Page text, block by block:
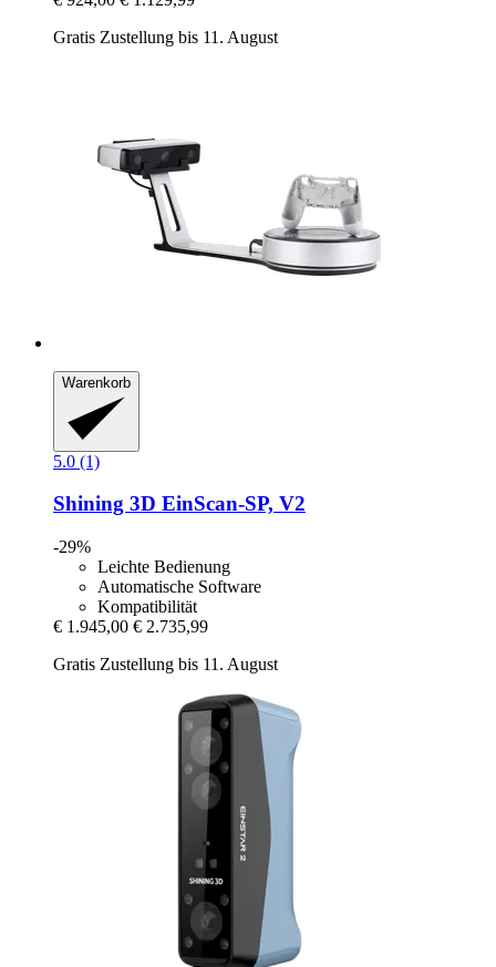
Gratis Zustellung bis 11. August
Warenkorb
5.0 (1)
Shining 3D EinScan-​SP, V2
-29%
Leichte Bedienung
Automatische Software
Kompatibilität
€ 1.945,00 € 2.735,99
Gratis Zustellung bis 11. August